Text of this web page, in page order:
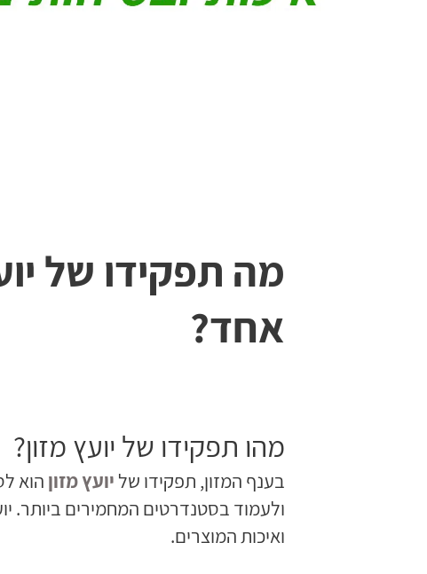
מה תפקידו של
אחד?
מהו תפקידו של יועץ מזון?
בענף המזון, תפקידו של יועץ מזון הוא
ולעמוד בסטנדרטים המחמירים ביותר.
ואיכות המוצרים.